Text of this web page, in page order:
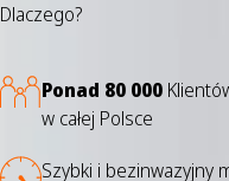
Dlaczego?
Ponad 80 000
w całej Polsce
Szybki i bezinwazyjny